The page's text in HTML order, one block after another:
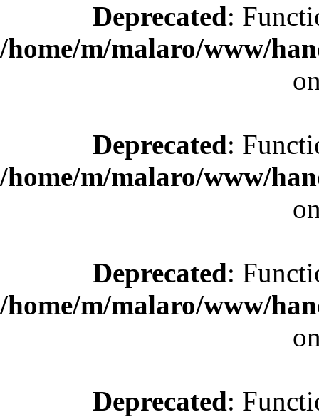
Deprecated:
/home/m/malaro/www/
Deprecated:
/home/m/malaro/www/
Deprecated:
/home/m/malaro/www/
Deprecated: